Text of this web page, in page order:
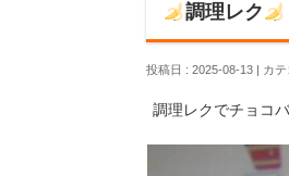
調理レク
投稿日 : 2025-08-13 カ
調理レクでチョコ